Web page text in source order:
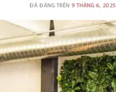
ĐÃ ĐĂNG TRÊN 9 THÁNG 6, 2025